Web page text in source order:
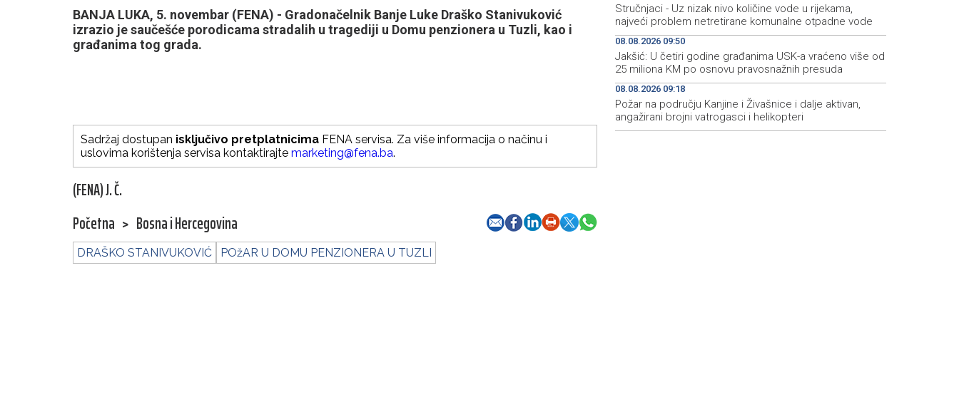
BANJA LUKA, 5. novembar (FENA) - Gradonačelnik Banje Luke Draško Stanivuković
izrazio je saučešće porodicama stradalih u tragediji u Domu penzionera u Tuzli, kao i
građanima tog grada.
Sadržaj dostupan isključivo pretplatnicima FENA servisa. Za više informacija o načinu i
uslovima korištenja servisa kontaktirajte marketing@fena.ba.
(FENA) J. Č.
Početna > Bosna i Hercegovina
DRAŠKO STANIVUKOVIĆ POžAR U DOMU PENZIONERA U TUZLI
Stručnjaci - Uz nizak nivo količine vode u rijekama,
najveći problem netretirane komunalne otpadne vode
08.08.2026 09:50
Jakšić: U četiri godine građanima USK-a vraćeno više od
25 miliona KM po osnovu pravosnažnih presuda
08.08.2026 09:18
Požar na području Kanjine i Živašnice i dalje aktivan,
angažirani brojni vatrogasci i helikopteri